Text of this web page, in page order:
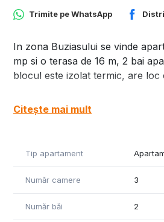
Trimite peWhatsApp
In zona Buziasului se vinde
mp si o terasa de 16 m, 2 bai
blocul este izolat termic, are
Citește mai mult
Tip apartament
Număr camere 3
Număr băi 2